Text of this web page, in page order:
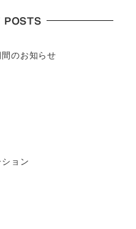
POSTS
のお知らせ
ョン